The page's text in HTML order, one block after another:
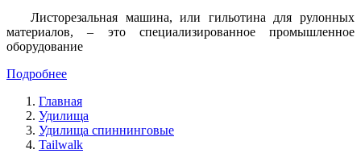
Листорезальная машина, или гильотина для рулонных
материалов, – это специализированное промышленное
оборудование
Подробнее
Главная
Удилища
Удилища спиннинговые
Tailwalk